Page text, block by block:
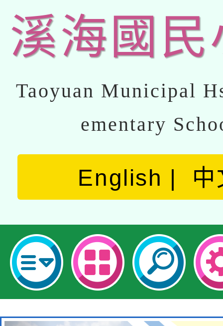
溪海國民
Taoyuan Municipal
ementary
English 中